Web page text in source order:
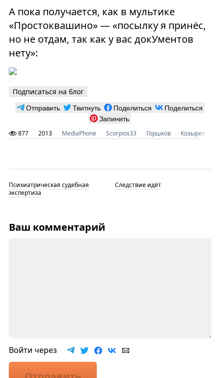
А пока получается, как в мультике
«Простоквашино» — «посылку я принёс,
но не отдам, так как у вас докУментов
нету»:
Подписаться на блог
Отправить Твитнуть Поделиться
Поделиться
Запинить
877 2013 MediaPhone Scorpios33 Горшков Козырев
Психиатрическая судебная
экспертиза
Следствие идёт
Ваш комментарий
Войти через